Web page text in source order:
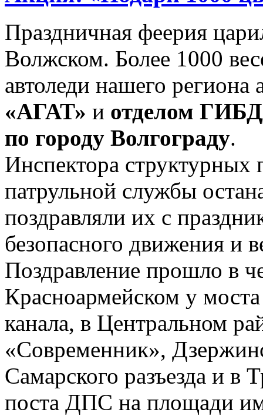
Праздничная феерия
Волжском. Более 1000
автоледи нашего
«АГАТ» и отделом
по городу Волгограду.
Инспектора
патрульной службы
поздравляли их с
безопасного движения и
Поздравление прошло в
Красноармейском у
канала, в Центральном
«Современник»,
Самарского разъезда и в
поста ДПС на площади